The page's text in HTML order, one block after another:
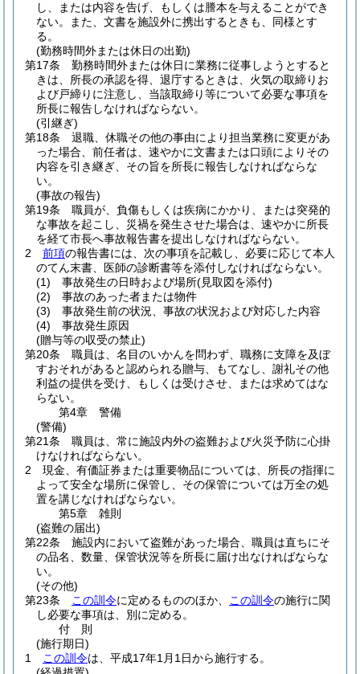
し、または内容を告げ、もしくは謄本を与えることができ
ない。
また、文書を施設外に携出するときも、同様とす
る。
(勤務時間外または休日の出勤)
第17条
勤務時間外または休日に業務に従事しようとすると
きは、所長の承認を得、退庁するときは、火気の取締りお
よび戸締りに注意し、当該取締り等について必要な事項を
所長に報告しなければならない。
(引継ぎ)
第18条
退職、休職その他の事由により担当業務に変更があ
った場合、前任者は、速やかに文書または口頭によりその
内容を引き継ぎ、その旨を所長に報告しなければならな
い。
(事故の報告)
第19条
職員が、負傷もしくは疾病にかかり、または突発的
な事故を起こし、災禍を発生させた場合は、速やかに所長
を経て市長へ事故報告書を提出しなければならない。
2
前項の報告書には、次の事項を記載し、必要に応じて本人
のてん末書、医師の診断書等を添付しなければならない。
(1)
事故発生の日時および場所(見取図を添付)
(2)
事故のあった者または物件
(3)
事故発生前の状況、事故の状況および対応した内容
(4)
事故発生原因
(贈与等の収受の禁止)
第20条
職員は、名目のいかんを問わず、職務に支障を及ぼ
すおそれがあると認められる贈与、もてなし、謝礼その他
利益の提供を受け、もしくは受けさせ、または求めてはな
らない。
第4章
警備
(警備)
第21条
職員は、常に施設内外の盗難および火災予防に心掛
けなければならない。
2
現金、有価証券または重要物品については、所長の指揮に
よって安全な場所に保管し、その保管については万全の処
置を講じなければならない。
第5章
雑則
(盗難の届出)
第22条
施設内において盗難があった場合、職員は直ちにそ
の品名、数量、保管状況等を所長に届け出なければならな
い。
(その他)
第23条
この訓令に定めるもののほか、 この訓令の施行に関
し必要な事項は、別に定める。
付 則
(施行期日)
1
この訓令は、平成17年1月1日から施行する。